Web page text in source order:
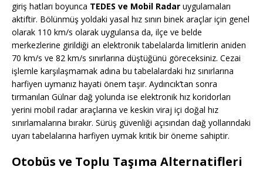
giriş hatları boyunca TEDES ve Mobil Radar uygulamaları
aktiftir. Bölünmüş yoldaki yasal hız sınırı binek araçlar için genel
olarak 110 km/s olarak uygulansa da, ilçe ve belde
merkezlerine girildiği an elektronik tabelalarda limitlerin aniden
70 km/s ve 82 km/s sınırlarına düştüğünü göreceksiniz. Cezai
işlemle karşılaşmamak adına bu tabelalardaki hız sınırlarına
harfiyen uymanız hayati önem taşır. Aydıncık’tan sonra
tırmanılan Gülnar dağ yolunda ise elektronik hız koridorları
yerini mobil radar araçlarına ve keskin viraj içi doğal hız
sınırlamalarına bırakır. Sürüş güvenliği açısından dağ yollarındaki
uyarı tabelalarına harfiyen uymak kritik bir öneme sahiptir.
Otobüs ve Toplu Taşıma Alternatifleri